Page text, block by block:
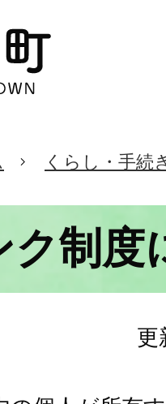
くらし・手続
ク制度
更